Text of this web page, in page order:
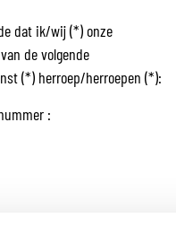
dat ik/wij (*) onze
de volgende
(*) herroep/herroepen (*):
: